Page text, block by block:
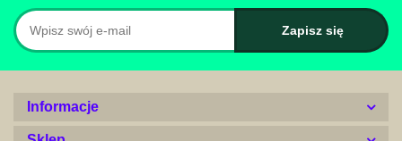
Informacje